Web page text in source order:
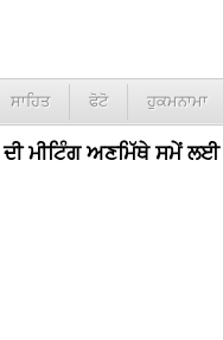
ਸਾਹਿਤ ਫੋਟੋ ਹੁਕਮਨਾਮਾ
ਮੀਟਿੰਗ ਅਣਮਿੱਥੇ ਸਮੇਂ